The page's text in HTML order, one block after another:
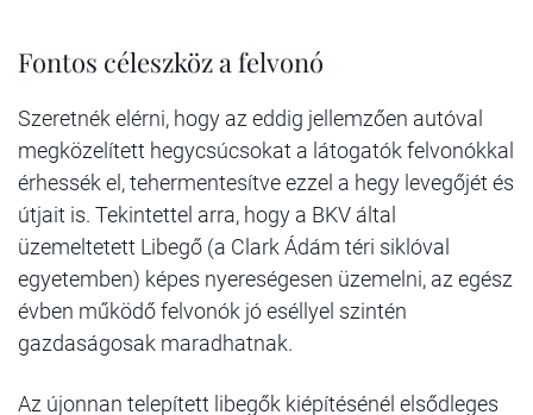
Fontos céleszköz a felvonó
Szeretnék elérni, hogy az eddig jellemzően autóval
megközelített hegycsúcsokat a látogatók felvonókkal
érhessék el, tehermentesítve ezzel a hegy levegőjét és
útjait is. Tekintettel arra, hogy a BKV által
üzemeltetett Libegő (a Clark Ádám téri siklóval
egyetemben) képes nyereségesen üzemelni, az egész
évben működő felvonók jó eséllyel szintén
gazdaságosak maradhatnak.
Az újonnan telepített libegők kiépítésénél elsődleges